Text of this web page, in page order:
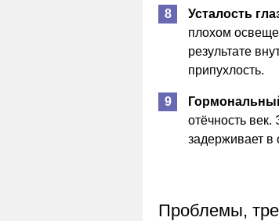
Усталость
плохом
результате
припухлость.
отёчность
задерживает в
Проблемы,